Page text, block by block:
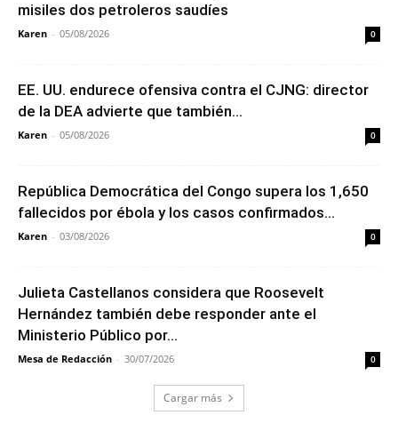
misiles dos petroleros saudíes
Karen - 05/08/2026 0
EE. UU. endurece ofensiva contra el CJNG: director
de la DEA advierte que también...
Karen - 05/08/2026 0
República Democrática del Congo supera los 1,650
fallecidos por ébola y los casos confirmados...
Karen - 03/08/2026 0
Julieta Castellanos considera que Roosevelt
Hernández también debe responder ante el
Ministerio Público por...
Mesa de Redacción - 30/07/2026 0
Cargar más